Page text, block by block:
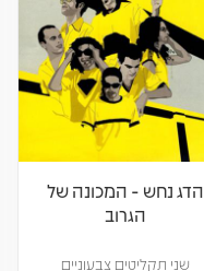
הדג נחש - המכונה של
הגרוב
שני תקליטים צבעוניים